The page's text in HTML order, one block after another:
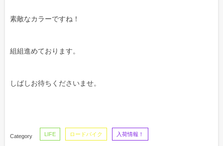
素敵なカラーですね！
組組進めております。
しばしお待ちくださいませ。
LIFE ロードバイク 入荷情報！